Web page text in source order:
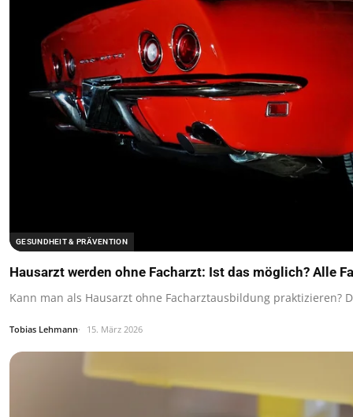
GESUNDHEIT & PRÄVENTION
Hausarzt werden ohne Facharzt: Ist das möglich? Alle
Kann man als Hausarzt ohne Facharztausbildung praktizieren?
Tobias Lehmann 15. März 2026